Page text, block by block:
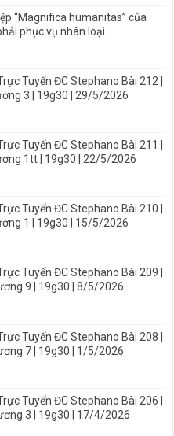
“Magnifica humanitas” của
phục vụ nhân loại
Tuyến ĐC Stephano Bài 212 |
3 | 19g30 | 29/5/2026
Tuyến ĐC Stephano Bài 211 |
1tt | 19g30 | 22/5/2026
Tuyến ĐC Stephano Bài 210 |
1 | 19g30 | 15/5/2026
Tuyến ĐC Stephano Bài 209 |
9 | 19g30 | 8/5/2026
Tuyến ĐC Stephano Bài 208 |
7 | 19g30 | 1/5/2026
Tuyến ĐC Stephano Bài 206 |
3 | 19g30 | 17/4/2026